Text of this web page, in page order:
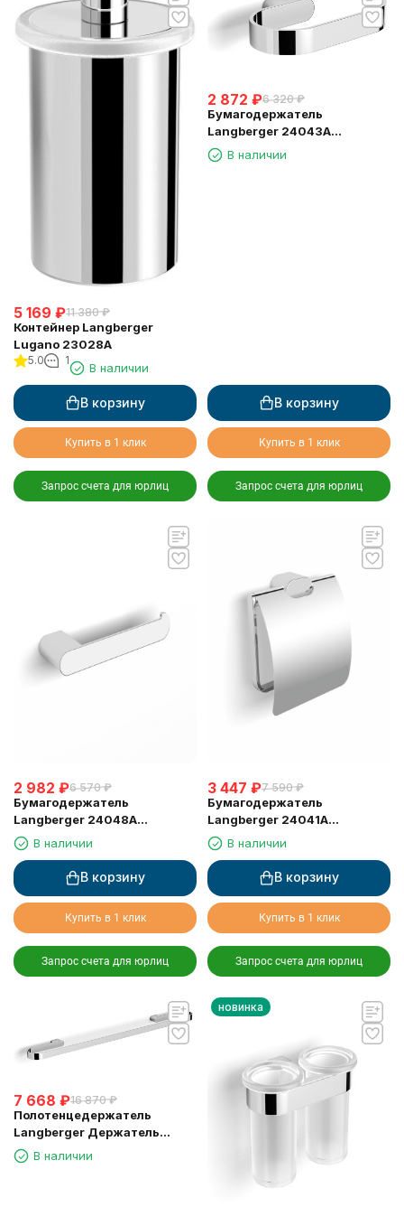
5 169 ₽11 380 ₽
Контейнер Langberger
Lugano 23028A
5.0 1
В наличии
В корзину
Купить в 1 клик
Запрос счета для юрлиц
2 872 ₽6 320 ₽
Бумагодержатель
Langberger 24043A
туалетной бумаги без
крышки квадратный
В наличии
В корзину
Купить в 1 клик
Запрос счета для юрлиц
2 982 ₽6 570 ₽
Бумагодержатель
Langberger 24048A
туалетной бумаги без
крышки квадратный
В наличии
В корзину
Купить в 1 клик
Запрос счета для юрлиц
3 447 ₽7 590 ₽
Бумагодержатель
Langberger 24041A
туалетной бумаги с
крышкой
В наличии
В корзину
Купить в 1 клик
Запрос счета для юрлиц
7 668 ₽16 870 ₽
Полотенцедержатель
Langberger Держатель
аксессуаров и полотенца 80
см 24004C
В наличии
новинка